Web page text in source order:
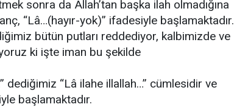
sonra da Allah’tan başka ilah olmadığına
“Lâ…(hayır-yok)” ifadesiyle başlamaktadır.
bütün putları reddediyor, kalbimizde ve
ki işte iman bu şekilde
dediğimiz “Lâ ilahe illallah…” cümlesidir ve
başlamaktadır.